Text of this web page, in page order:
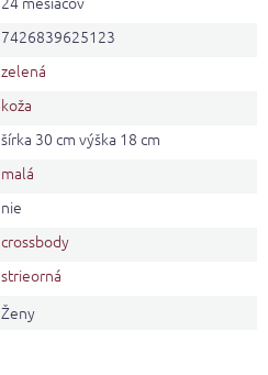
7426839625123
zelená
koža
šírka 30 cm výška 18 cm
malá
nie
crossbody
strieorná
Ženy